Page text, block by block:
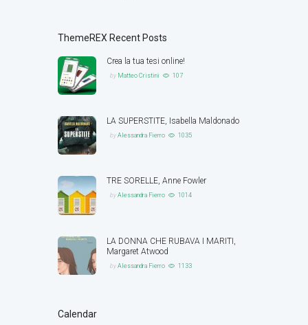
ThemeREX Recent Posts
Crea la tua tesi online!
by Matteo Cristini 107
LA SUPERSTITE, Isabella Maldonado
byAlessandra Fierro 1035
TRE SORELLE, Anne Fowler
byAlessandra Fierro 1014
LA DONNA CHE RUBAVA I MARITI,
Margaret Atwood
byAlessandra Fierro 1133
Calendar